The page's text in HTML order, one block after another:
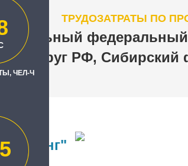
ТРУДОЗАТРАТЫ ПО
округ РФ,
ЧЕЛ-Ч